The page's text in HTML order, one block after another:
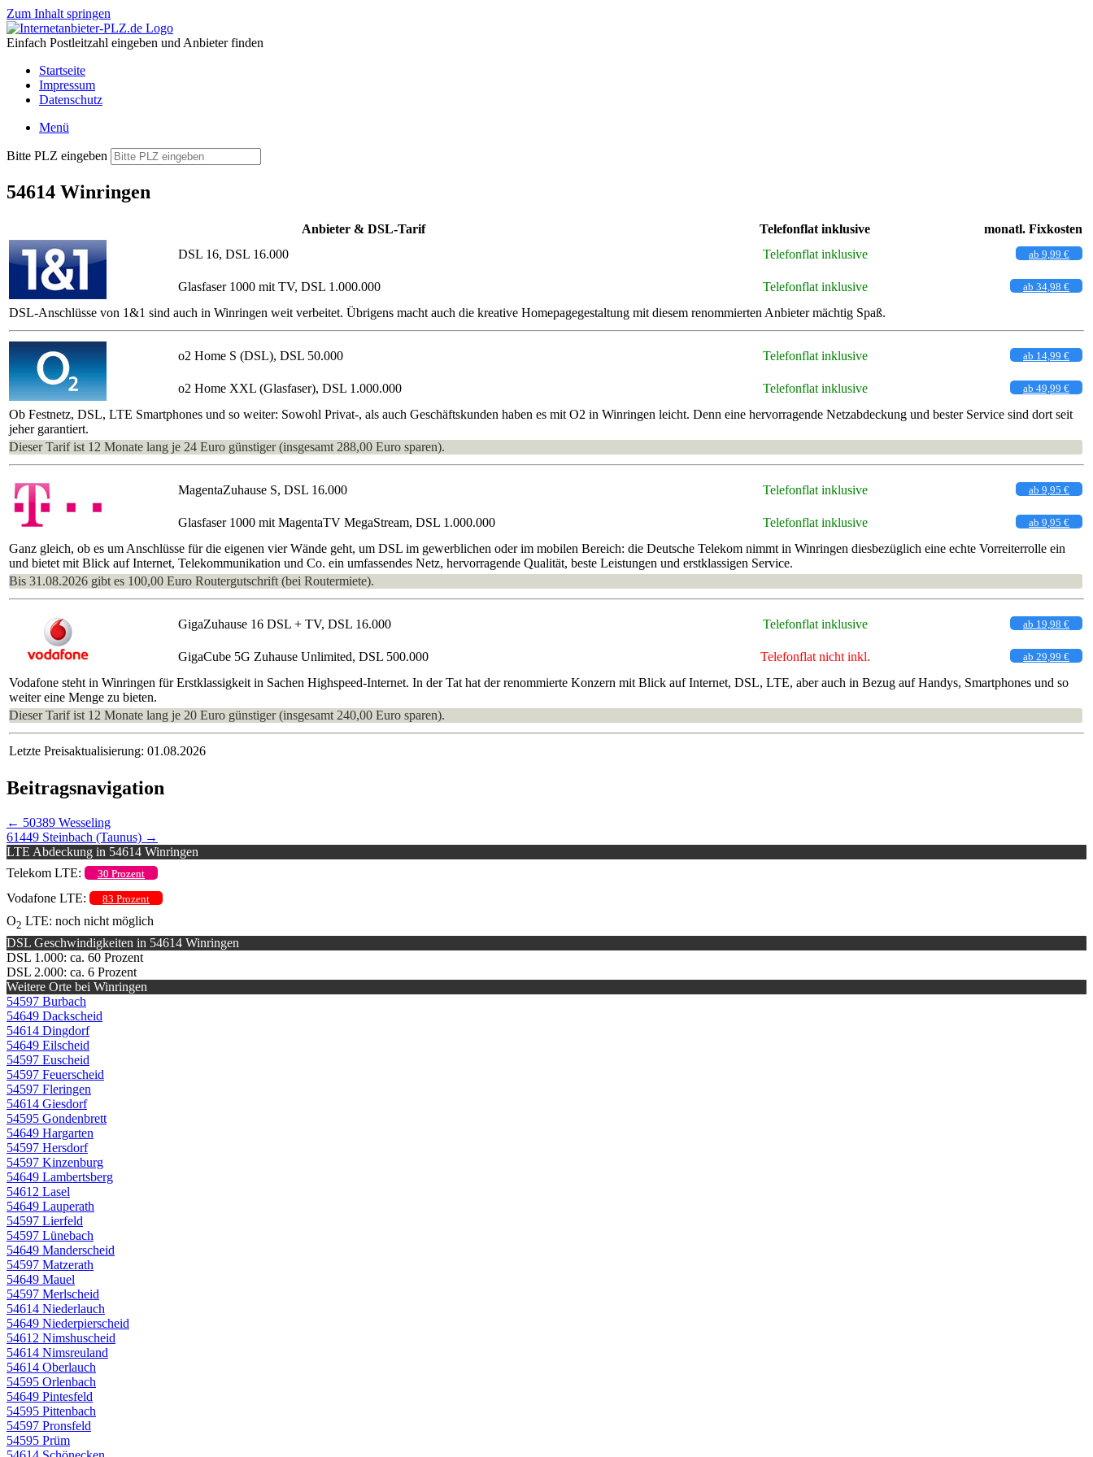
Zum Inhalt springen
Einfach Postleitzahl eingeben und Anbieter finden
Startseite
Impressum
Datenschutz
Menü
Bitte PLZ eingeben
54614 Winringen
Anbieter & DSL-Tarif Telefonflat inklusive
monatl. Fixkosten
DSL 16, DSL 16.000
Telefonflat inklusive ab 9,99 €
Glasfaser 1000 mit TV, DSL 1.000.000 Telefonflat inklusive ab 34,98 €
DSL-Anschlüsse von 1&1 sind auch in Winringen weit verbeitet. Übrigens macht auch die kreative Homepagegestaltung mit diesem renommierten Anbieter mächtig Spaß.
o2 Home S (DSL), DSL 50.000 Telefonflat inklusive ab 14,99 €
o2 Home XXL (Glasfaser), DSL 1.000.000 Telefonflat inklusive ab 49,99 €
Ob Festnetz, DSL, LTE Smartphones und so weiter: Sowohl Privat-, als auch Geschäftskunden haben es mit O2 in Winringen leicht. Denn eine hervorragende Netzabdeckung und bester Service sind dort seit
jeher garantiert.
Dieser Tarif ist 12 Monate lang je 24 Euro günstiger (insgesamt 288,00 Euro sparen).
MagentaZuhause S, DSL 16.000 Telefonflat inklusive ab 9,95 €
Glasfaser 1000 mit MagentaTV MegaStream, DSL 1.000.000 Telefonflat inklusive ab 9,95 €
Ganz gleich, ob es um Anschlüsse für die eigenen vier Wände geht, um DSL im gewerblichen oder im mobilen Bereich: die Deutsche Telekom nimmt in Winringen diesbezüglich eine echte Vorreiterrolle ein
und bietet mit Blick auf Internet, Telekommunikation und Co. ein umfassendes Netz, hervorragende Qualität, beste Leistungen und erstklassigen Service.
Bis 31.08.2026 gibt es 100,00 Euro Routergutschrift (bei Routermiete).
GigaZuhause 16 DSL + TV, DSL 16.000 Telefonflat inklusive ab 19,98 €
GigaCube 5G Zuhause Unlimited, DSL 500.000 Telefonflat nicht inkl. ab 29,99 €
Vodafone steht in Winringen für Erstklassigkeit in Sachen Highspeed-Internet. In der Tat hat der renommierte Konzern mit Blick auf Internet, DSL, LTE, aber auch in Bezug auf Handys, Smartphones und so
weiter eine Menge zu bieten.
Dieser Tarif ist 12 Monate lang je 20 Euro günstiger (insgesamt 240,00 Euro sparen).
Letzte Preisaktualisierung: 01.08.2026
Beitragsnavigation
← 50389 Wesseling
61449 Steinbach (Taunus) →
LTE Abdeckung in 54614 Winringen
Telekom LTE:
30 Prozent
Vodafone LTE: 83 Prozent
O2 LTE: noch nicht möglich
DSL Geschwindigkeiten in 54614 Winringen
DSL 1.000: ca. 60 Prozent
DSL 2.000: ca. 6 Prozent
Weitere Orte bei Winringen
54597 Burbach
54649 Dackscheid
54614 Dingdorf
54649 Eilscheid
54597 Euscheid
54597 Feuerscheid
54597 Fleringen
54614 Giesdorf
54595 Gondenbrett
54649 Hargarten
54597 Hersdorf
54597 Kinzenburg
54649 Lambertsberg
54612 Lasel
54649 Lauperath
54597 Lierfeld
54597 Lünebach
54649 Manderscheid
54597 Matzerath
54649 Mauel
54597 Merlscheid
54614 Niederlauch
54649 Niederpierscheid
54612 Nimshuscheid
54614 Nimsreuland
54614 Oberlauch
54595 Orlenbach
54649 Pintesfeld
54595 Pittenbach
54597 Pronsfeld
54595 Prüm